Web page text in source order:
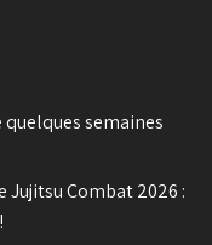
quelques semaines
Jujitsu Combat 2026 :